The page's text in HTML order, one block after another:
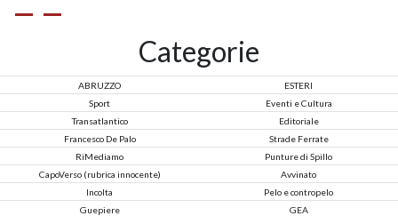
Categorie
ABRUZZO
ESTERI
Sport
Eventi e Cultura
Transatlantico
Editoriale
Francesco De Palo
Strade Ferrate
RiMediamo
Punture di Spillo
CapoVerso (rubrica innocente)
Avvinato
Incolta
Pelo e contropelo
Guepiere
GEA